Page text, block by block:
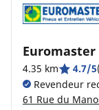
Euromaster
4.35 km 4.7/5
Revendeur